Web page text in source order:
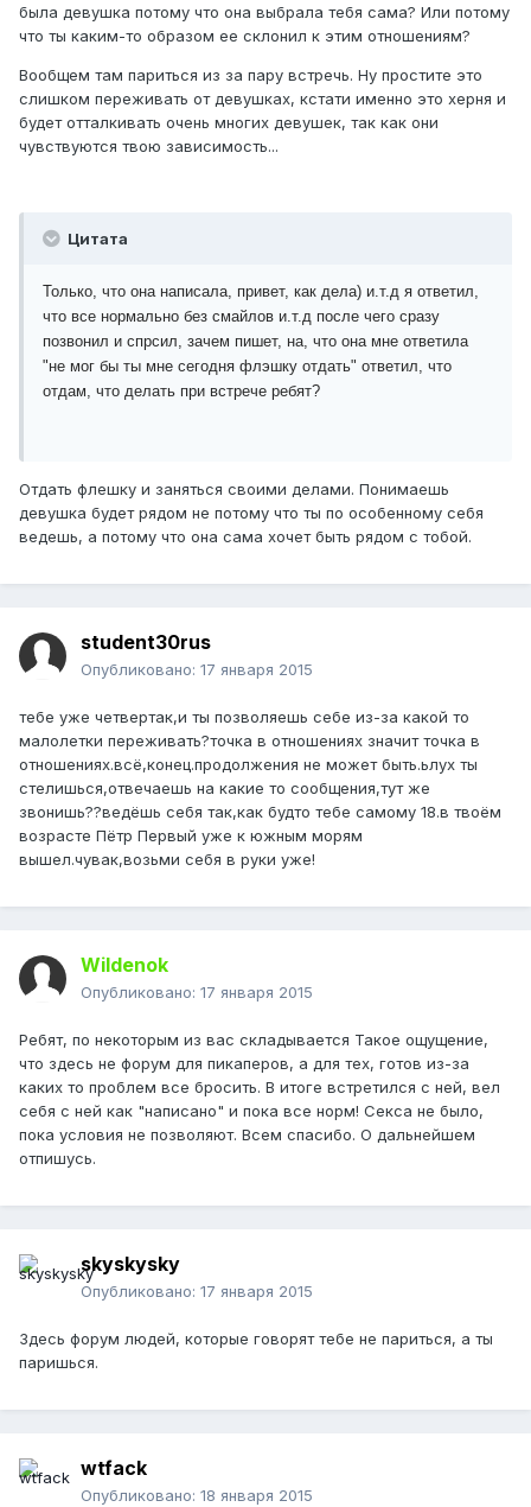
была девушка потому что она выбрала тебя сама? Или потому
что ты каким-то образом ее склонил к этим отношениям?
Вообщем там париться из за пару встречь. Ну простите это
слишком переживать от девушках, кстати именно это херня и
будет отталкивать очень многих девушек, так как они
чувствуются твою зависимость...
Цитата
Только, что она написала, привет, как дела) и.т.д я ответил,
что все нормально без смайлов и.т.д после чего сразу
позвонил и спрсил, зачем пишет, на, что она мне ответила
"не мог бы ты мне сегодня флэшку отдать" ответил, что
отдам, что делать при встрече ребят?
Отдать флешку и заняться своими делами. Понимаешь
девушка будет рядом не потому что ты по особенному себя
ведешь, а потому что она сама хочет быть рядом с тобой.
student30rus
Опубликовано: 17 января 2015
тебе уже четвертак,и ты позволяешь себе из-за какой то
малолетки переживать?точка в отношениях значит точка в
отношениях.всё,конец.продолжения не может быть.ьлух ты
стелишься,отвечаешь на какие то сообщения,тут же
звонишь??ведёшь себя так,как будто тебе самому 18.в твоём
возрасте Пётр Первый уже к южным морям
вышел.чувак,возьми себя в руки уже!
Wildenok
Опубликовано: 17 января 2015
Ребят, по некоторым из вас складывается Такое ощущение,
что здесь не форум для пикаперов, а для тех, готов из-за
каких то проблем все бросить. В итоге встретился с ней, вел
себя с ней как "написано" и пока все норм! Секса не было,
пока условия не позволяют. Всем спасибо. О дальнейшем
отпишусь.
skyskysky
Опубликовано: 17 января 2015
Здесь форум людей, которые говорят тебе не париться, а ты
паришься.
wtfack
Опубликовано: 18 января 2015